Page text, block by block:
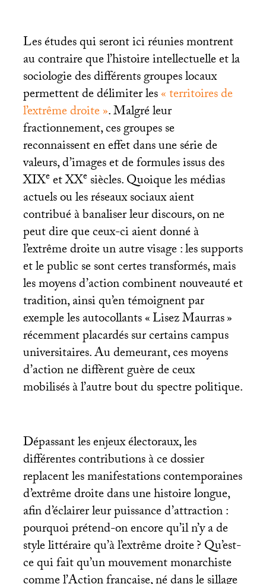
Les études qui seront ici réunies montrent
au contraire que l’histoire intellectuelle et la
sociologie des différents groupes locaux
permettent de délimiter les«territoires de
l’extrême droite». Malgré leur
fractionnement, ces groupes se
reconnaissent en effet dans une série de
valeurs, d’images et de formules issus des
XIXeetXXesiècles. Quoique les médias
actuels ou les réseaux sociaux aient
contribué à banaliser leur discours, on ne
peut dire que ceux-ci aient donné à
l’extrême droite un autre visage : les supports
et le public se sont certes transformés, mais
les moyens d’action combinent nouveauté et
tradition, ainsi qu’en témoignent par
exemple les autocollants «Lisez Maurras»
récemment placardés sur certains campus
universitaires. Au demeurant, ces moyens
d’action ne diffèrent guère de ceux
mobilisés à l’autre bout du spectre politique.
Dépassant les enjeux électoraux, les
différentes contributions à ce dossier
replacent les manifestations contemporaines
d’extrême droite dans une histoire longue,
afin d’éclairer leur puissance d’attraction :
pourquoi prétend-on encore qu’il n’y a de
style littéraire qu’à l’extrême droite? Qu’est-
ce qui fait qu’un mouvement monarchiste